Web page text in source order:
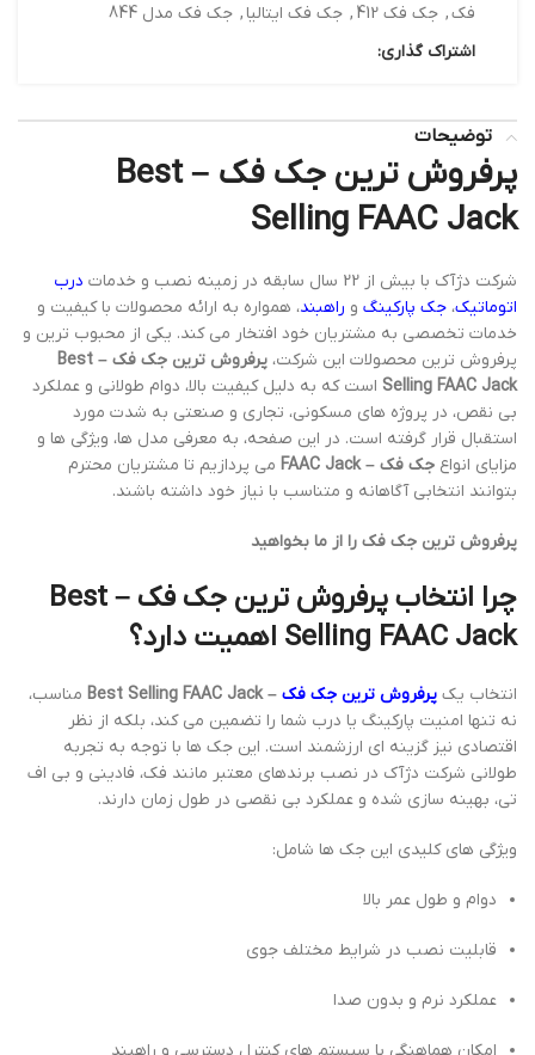
فک, جک فک 412 , جک فک ایتالیا , جک فک مدل 844
اشتراک گذاری:
توضیحات
پرفروش ترین جک فک –Best
Selling FAAC Jack
شرکت دژآک با بیش از 22 سال سابقه در زمینه نصب و خدمات
درب
اتوماتیک، جک پارکینگ و راهبند، همواره به ارائه محصولات با کیفیت و
خدمات تخصصی به مشتریان خود افتخار می کند. یکی از محبوب ترین و
پرفروش ترین محصولات این شرکت،
پرفروش ترین جک فک – Best
Selling FAAC Jack است که به دلیل کیفیت بالا، دوام طولانی و عملکرد
بی نقص، در پروژه های مسکونی، تجاری و صنعتی به شدت مورد
استقبال قرار گرفته است. در این صفحه، به معرفی مدل ها، ویژگی ها و
مزایای انواع جک فک – FAAC Jack
می پردازیم تا مشتریان محترم
بتوانند انتخابی آگاهانه و متناسب با نیاز خود داشته باشند.
پرفروش ترین جک فک را از ما بخواهید
چرا انتخاب پرفروش ترین جک فک – Best
Selling FAAC Jack اهمیت دارد؟
انتخاب یک پرفروش ترین جک فک – Best Selling FAAC Jack
مناسب،
نه تنها امنیت پارکینگ یا درب شما را تضمین می کند، بلکه از نظر
اقتصادی نیز گزینه ای ارزشمند است. این جک ها با توجه به تجربه
طولانی شرکت دژآک در نصب برندهای معتبر مانند فک، فادینی و بی اف
تی، بهینه سازی شده و عملکرد بی نقصی در طول زمان دارند.
ویژگی های کلیدی این جک ها شامل:
دوام و طول عمر بالا
قابلیت نصب در شرایط مختلف جوی
عملکرد نرم و بدون صدا
امکان هماهنگی با سیستم های کنترل دسترسی و راهبند